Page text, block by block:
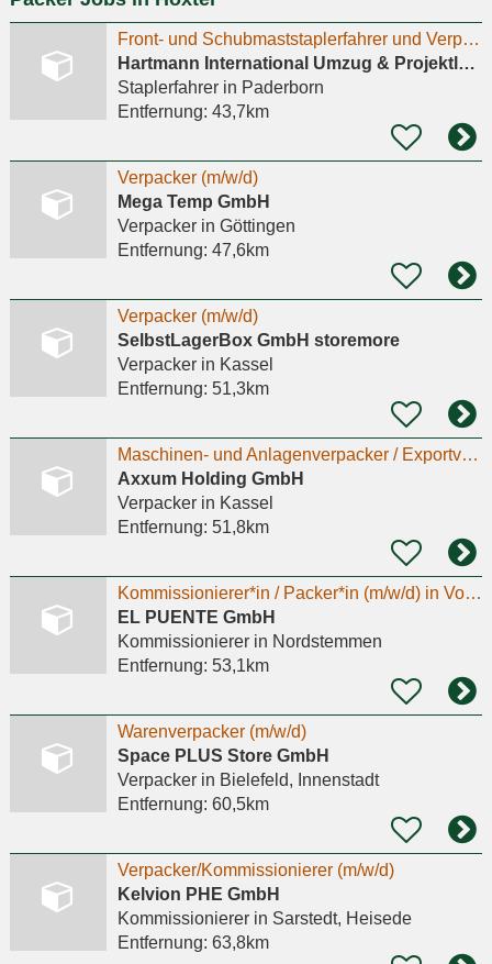
Front- und Schubmaststaplerfahrer und Verpacker (m/w/d) in Salzkotten
Hartmann International Umzug & Projektlogistik GmbH & Co. KG
Staplerfahrerin Paderborn
Entfernung: 43,7km
Verpacker (m/w/d)
Mega Temp GmbH
Verpackerin Göttingen
Entfernung: 47,6km
Verpacker (m/w/d)
SelbstLagerBox GmbH storemore
Verpackerin Kassel
Entfernung: 51,3km
Maschinen- und Anlagenverpacker / Exportverpacker (m/w/d)
Axxum Holding GmbH
Verpackerin Kassel
Entfernung: 51,8km
Kommissionierer*in / Packer*in (m/w/d) in Vollzeit oder als MINIJOB
EL PUENTE GmbH
Kommissioniererin Nordstemmen
Entfernung: 53,1km
Warenverpacker (m/w/d)
Space PLUS Store GmbH
Verpackerin Bielefeld, Innenstadt
Entfernung: 60,5km
Verpacker/Kommissionierer (m/w/d)
Kelvion PHE GmbH
Kommissioniererin Sarstedt, Heisede
Entfernung: 63,8km